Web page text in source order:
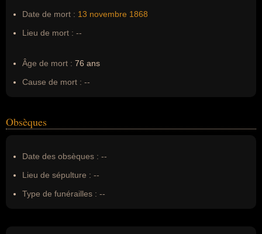
Date de mort : 13 novembre 1868
Lieu de mort : --
Âge de mort : 76 ans
Cause de mort : --
Obsèques
Date des obsèques : --
Lieu de sépulture : --
Type de funérailles : --